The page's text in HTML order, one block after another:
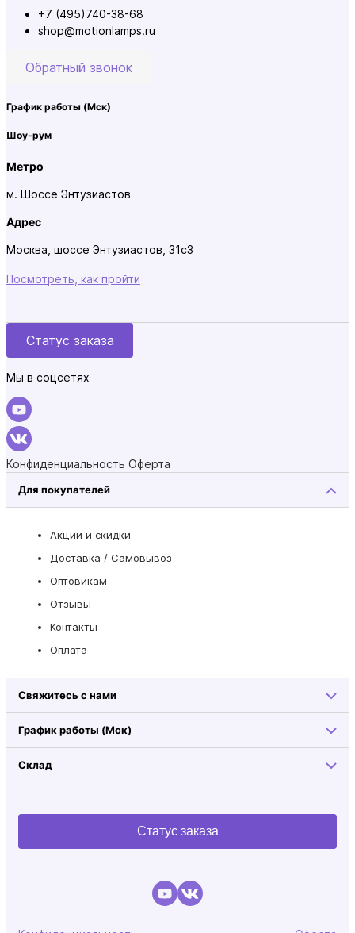
+7 (495)740-38-68
shop@motionlamps.ru
Обратный звонок
График работы (Мск)
Шоу-рум
Метро
м. Шоссе Энтузиастов
Адрес
Москва, шоссе Энтузиастов, 31с3
Посмотреть, как пройти
Статус заказа
Мы в соцсетях
Конфиденциальность Оферта
Для покупателей
Акции и скидки
Доставка / Самовывоз
Оптовикам
Отзывы
Контакты
Оплата
Свяжитесь с нами
График работы (Мск)
Склад
Статус заказа